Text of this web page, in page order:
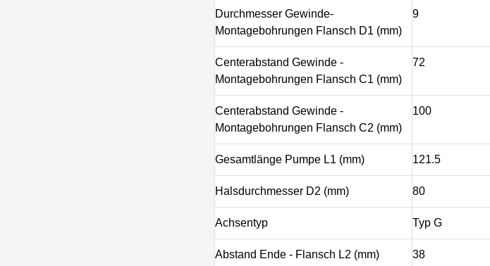
Durchmesser Gewinde-
Montagebohrungen Flansch D1 (mm)
9
Centerabstand Gewinde -
Montagebohrungen Flansch C1 (mm)
72
Centerabstand Gewinde -
Montagebohrungen Flansch C2 (mm)
100
Gesamtlänge Pumpe L1 (mm) 121.5
Halsdurchmesser D2 (mm) 80
Achsentyp Typ G
Abstand Ende - Flansch L2 (mm) 38